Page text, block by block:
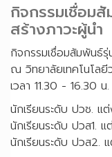
กิจกรรมเชื่อม
สร้างภาวะผู้นำ
กิจกรรมเชื่อมสัมพันธ์
ณ วิทยาลัยเทคโนโล
เวลา 11.30 - 16.30 น.
นักเรียนระดับ ปวช. แ
นักเรียนระดับ ปวส1. แ
นักเรียนระดับ ปวส2.